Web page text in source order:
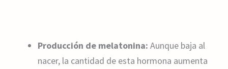
Producción de melatonina: Aunque baja al
nacer, la cantidad de esta hormona aumenta